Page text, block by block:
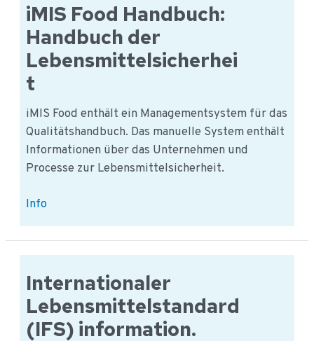
iMIS Food Handbuch:
Handbuch der
Lebensmittelsicherhei
t
iMIS Food enthält ein Managementsystem für das
Qualitätshandbuch. Das manuelle System enthält
Informationen über das Unternehmen und
Processe zur Lebensmittelsicherheit.
iMIS
Handbuch:
Handbuch
der
Lebensmittelsicherheit
Info
Internationaler
Lebensmittelstandard
(IFS) information.